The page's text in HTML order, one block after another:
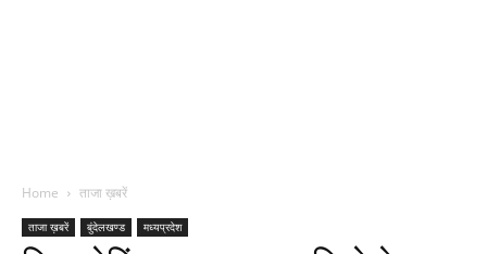
Home ताजा ख़बरें
ताजा ख़बरें बुंदेलखण्ड मध्यप्रदेश